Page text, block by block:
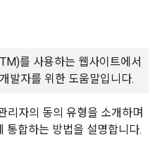
를 사용하는 웹사이트에서
발자를 위한 도움말입니다.
리자의 동의 유형을 소개하며
통합하는 방법을 설명합니다.